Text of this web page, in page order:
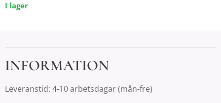
I lager
INFORMATION
Leveranstid: 4-10 arbetsdagar (mån-fre)